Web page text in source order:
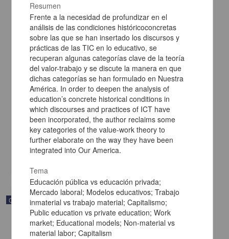
Carta de Francisco Martínez Baca a Francisco I. Madero
felicitándolo por el triunfo de la causa
Martínez Baca, Francisco
[sin fecha]
Multidisciplina
Correspondencia postal
Resumen
Frente a la necesidad de profundizar en el
análisis de las condiciones históricoconcretas
sobre las que se han insertado los discursos y
prácticas de las TIC en lo educativo, se
recuperan algunas categorías clave de la teoría
del valor-trabajo y se discute la manera en que
dichas categorías se han formulado en Nuestra
América. In order to deepen the analysis of
education’s concrete historical conditions in
which discourses and practices of ICT have
been incorporated, the author reclaims some
key categories of the value-work theory to
further elaborate on the way they have been
integrated into Our America.
Tema
Educación pública vs educación privada;
Mercado laboral; Modelos educativos; Trabajo
inmaterial vs trabajo material; Capitalismo;
Public education vs private education; Work
market; Educational models; Non-material vs
material labor; Capitalism